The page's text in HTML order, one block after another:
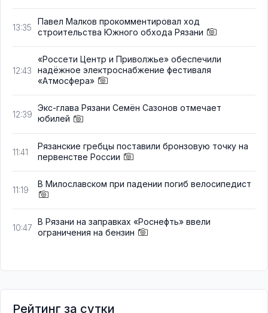
13:35
Павел Малков прокомментировал ход
строительства Южного обхода Рязани
12:43
«Россети Центр и Приволжье» обеспечили
надёжное электроснабжение фестиваля
«Атмосфера»
12:39
Экс-глава Рязани Семён Сазонов отмечает
юбилей
11:41
Рязанские гребцы поставили бронзовую точку на
первенстве России
11:19
В Милославском при падении погиб велосипедист
10:47
В Рязани на заправках «Роснефть» ввели
ограничения на бензин
Рейтинг за сутки